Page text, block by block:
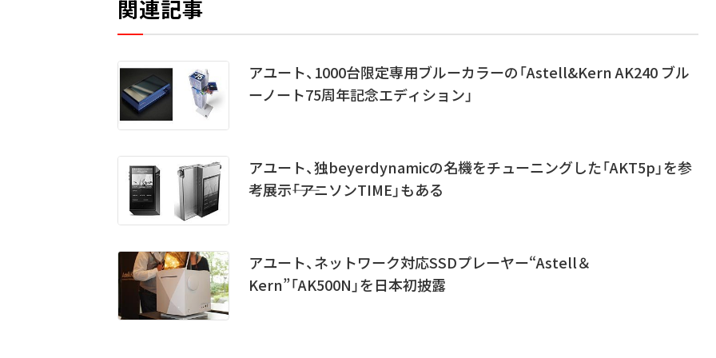
関連記事
アユート、1000台限定専用ブルーカラーの「Astell&Kern AK240 ブル
ーノート75周年記念エディション」
アユート、独beyerdynamicの名機をチューニングした「AKT5p」を参
考展示――「アニソンTIME」もある
アユート、ネットワーク対応SSDプレーヤー“Astell＆
Kern”「AK500N」を日本初披露